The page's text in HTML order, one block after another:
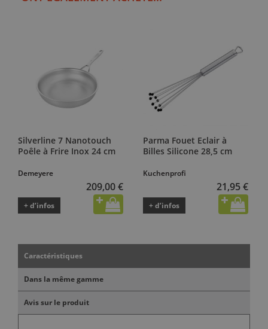
Silverline 7 Nanotouch
Poêle à Frire Inox 24 cm
Demeyere
209,00 €
+ d’infos
Parma Fouet Eclair à
Billes Silicone 28,5 cm
Kuchenprofi
21,95 €
+ d’infos
Caractéristiques
Dans la même gamme
Avis sur le produit